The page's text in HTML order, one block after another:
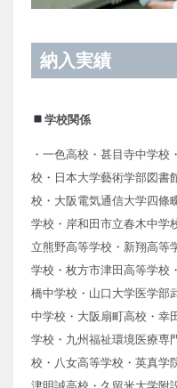
納入実績
学校関係
・一色高校・甚目寺中学
校・日本大学藝術学部図書
校・大阪電気通信大学四條
学校・岸和田市立春木中学
立熊野高等学校・新翔高等
学校・枚方市津田高等学校
橋中学校・山口大学医学部
中学校・大阪扇町高校・幸
学校・九州福祉環境医療専
校・八女高等学校・英真学